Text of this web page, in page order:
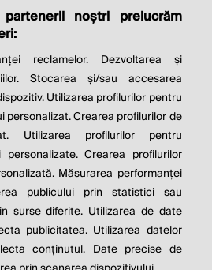
OF
TO INCREASE ITS
Friedman
drepturile rezervate.
de1616.ro
Despre noi
cookie Politica de
noștri prelucrăm
reclamelor. Dezvoltarea și
Stocarea și/sau accesarea
Utilizarea profilurilor pentru
Crearea profilurilor de
Utilizarea profilurilor pentru
Crearea profilurilor
Măsurarea performanței
publicului prin statistici sau
surse diferite. Utilizarea de date
publicitatea. Utilizarea datelor
conținutul. Date precise de